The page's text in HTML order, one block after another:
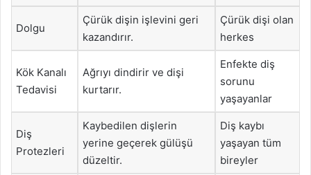
Dolgu
Çürük dişin işlevini geri
kazandırır.
Çürük dişi olan
herkes
Kök Kanalı
Tedavisi
Ağrıyı dindirir ve dişi
kurtarır.
Enfekte diş
sorunu
yaşayanlar
Diş
Protezleri
Kaybedilen dişlerin
yerine geçerek gülüşü
düzeltir.
Diş kaybı
yaşayan tüm
bireyler